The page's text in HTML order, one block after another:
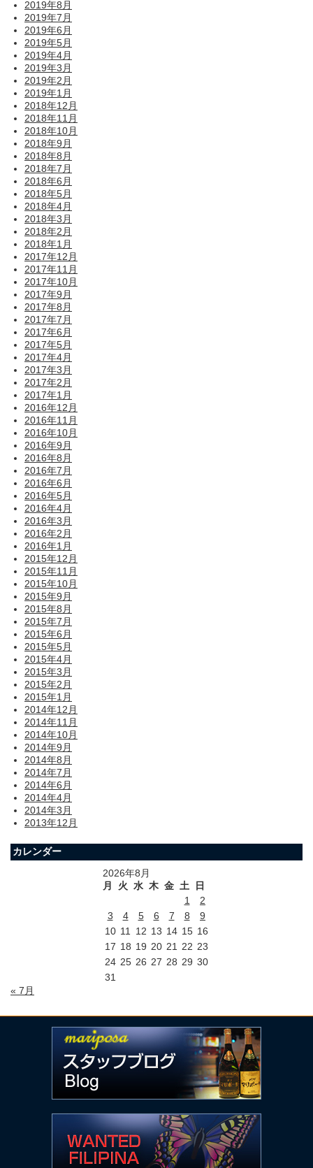
2019年8月
2019年7月
2019年6月
2019年5月
2019年4月
2019年3月
2019年2月
2019年1月
2018年12月
2018年11月
2018年10月
2018年9月
2018年8月
2018年7月
2018年6月
2018年5月
2018年4月
2018年3月
2018年2月
2018年1月
2017年12月
2017年11月
2017年10月
2017年9月
2017年8月
2017年7月
2017年6月
2017年5月
2017年4月
2017年3月
2017年2月
2017年1月
2016年12月
2016年11月
2016年10月
2016年9月
2016年8月
2016年7月
2016年6月
2016年5月
2016年4月
2016年3月
2016年2月
2016年1月
2015年12月
2015年11月
2015年10月
2015年9月
2015年8月
2015年7月
2015年6月
2015年5月
2015年4月
2015年3月
2015年2月
2015年1月
2014年12月
2014年11月
2014年10月
2014年9月
2014年8月
2014年7月
2014年6月
2014年4月
2014年3月
2013年12月
カレンダー
2026年8月
月
火 水 木 金 土
日
1
2
3
4 5 6 7 8
9
10 11 12 13 14 15 16
17 18 19 20 21 22 23
24 25 26 27 28 29 30
31
« 7月